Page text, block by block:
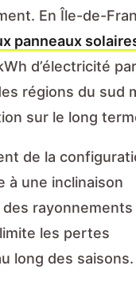
En Île-de-
panneaux
d’électricité
régions du sud
sur le long
de la
à une inclinaison
rayonnements
les pertes
long des saisons.